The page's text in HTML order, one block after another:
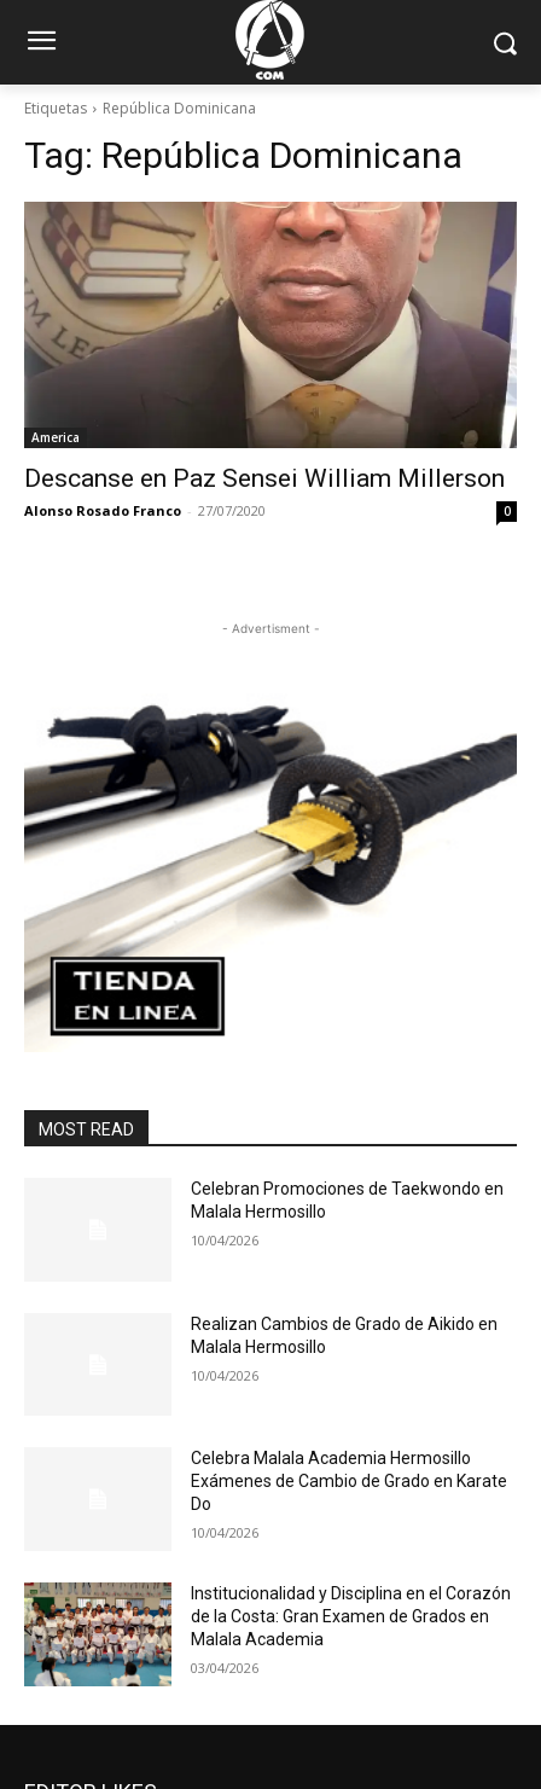
Etiquetas República Dominicana
Tag: República Dominicana
America
Descanse en Paz Sensei William Millerson
Alonso Rosado Franco - 27/07/2020 0
- Advertisment -
MOST READ
Celebran Promociones de Taekwondo en
Malala Hermosillo
10/04/2026
Realizan Cambios de Grado de Aikido en
Malala Hermosillo
10/04/2026
Celebra Malala Academia Hermosillo
Exámenes de Cambio de Grado en Karate
Do
10/04/2026
Institucionalidad y Disciplina en el Corazón
de la Costa: Gran Examen de Grados en
Malala Academia
03/04/2026